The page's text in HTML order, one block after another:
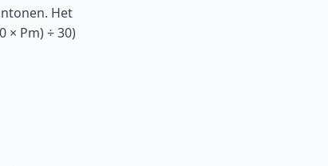
Het
× Pm) ÷ 30)